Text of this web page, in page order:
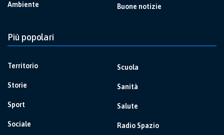
Ambiente Buone notizie
Più popolari
Territorio
Storie
Sport
Sociale
Scuola
Sanità
Salute
Radio Spazio